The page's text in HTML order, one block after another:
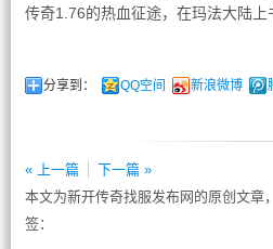
传奇1.76的热血征途，在玛法大陆上
分享到： QQ空间 新浪微博
« 上一篇
下一篇 »
本文为新开传奇找服发布网的原创文章
签：